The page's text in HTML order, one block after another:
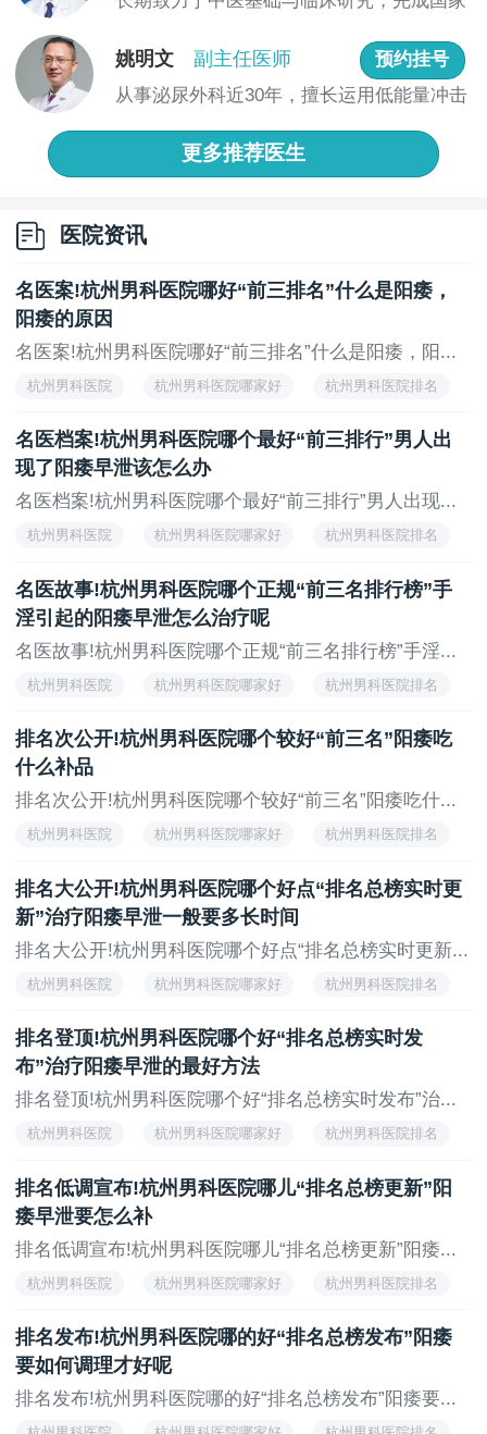
3.PDE5抑制剂
如西地那非、他达拉非等，主要用于合并勃起功能
障碍的早泄患者。此类药物可能引起头痛、潮红等不良
反应，低血压、心脏病患者慎用。
4.特殊人群注意事项
青少年：优先考虑心理干预和行为疗法，药物治疗
需严格遵医嘱。
合并慢性病患者：如糖尿病、高血压，需在控制基
础疾病的前提下用药。
5.非药物干预
巧训练等可作为一线治疗，尤其适用于心理性早泄患
者。建议在专业医生指导下制定个性化方案。
上一页 无
姚明文 副主任医师
预约挂号
从事泌尿外科近30年，擅长运用低能量冲击
更多推荐医生
医院资讯
名医案!杭州男科医院哪好“前三排名”什么是阳痿，
阳痿的原因
名医案!杭州男科医院哪好“前三排名”什么是阳痿，阳...
杭州男科医院 杭州男科医院哪家好 杭州男科医院排名
名医档案!杭州男科医院哪个最好“前三排行”男人出
现了阳痿早泄该怎么办
名医档案!杭州男科医院哪个最好“前三排行”男人出现...
杭州男科医院 杭州男科医院哪家好 杭州男科医院排名
名医故事!杭州男科医院哪个正规“前三名排行榜”手
淫引起的阳痿早泄怎么治疗呢
名医故事!杭州男科医院哪个正规“前三名排行榜”手淫...
杭州男科医院 杭州男科医院哪家好 杭州男科医院排名
排名次公开!杭州男科医院哪个较好“前三名”阳痿吃
什么补品
排名次公开!杭州男科医院哪个较好“前三名”阳痿吃什...
杭州男科医院 杭州男科医院哪家好 杭州男科医院排名
排名大公开!杭州男科医院哪个好点“排名总榜实时更
新”治疗阳痿早泄一般要多长时间
排名大公开!杭州男科医院哪个好点“排名总榜实时更新...
杭州男科医院 杭州男科医院哪家好 杭州男科医院排名
排名登顶!杭州男科医院哪个好“排名总榜实时发
布”治疗阳痿早泄的最好方法
排名登顶!杭州男科医院哪个好“排名总榜实时发布”治...
杭州男科医院 杭州男科医院哪家好 杭州男科医院排名
排名低调宣布!杭州男科医院哪儿“排名总榜更新”阳
痿早泄要怎么补
排名低调宣布!杭州男科医院哪儿“排名总榜更新”阳痿...
杭州男科医院 杭州男科医院哪家好 杭州男科医院排名
排名发布!杭州男科医院哪的好“排名总榜发布”阳痿
要如何调理才好呢
排名发布!杭州男科医院哪的好“排名总榜发布”阳痿要...